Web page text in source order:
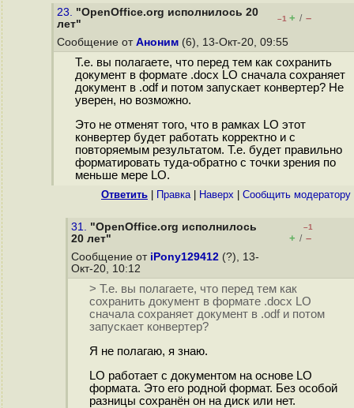
23. "OpenOffice.org исполнилось 20
лет"
–1 + / –
Сообщение от Аноним (6), 13-Окт-20, 09:55
Т.е. вы полагаете, что перед тем как сохранить
документ в формате .docx LO сначала сохраняет
документ в .odf и потом запускает конвертер? Не
уверен, но возможно.
Это не отменят того, что в рамках LO этот
конвертер будет работать корректно и с
повторяемым результатом. Т.е. будет правильно
форматировать туда-обратно с точки зрения по
меньше мере LO.
Ответить Правка| Наверх Cообщить модератору
31. "OpenOffice.org исполнилось
20 лет"
–1
+ / –
Сообщение от iPony129412 (?), 13-
Окт-20, 10:12
> Т.е. вы полагаете, что перед тем как
сохранить документ в формате .docx LO
сначала сохраняет документ в .odf и потом
запускает конвертер?
Я не полагаю, я знаю.
LO работает с документом на основе LO
формата. Это его родной формат. Без особой
разницы сохранён он на диск или нет.